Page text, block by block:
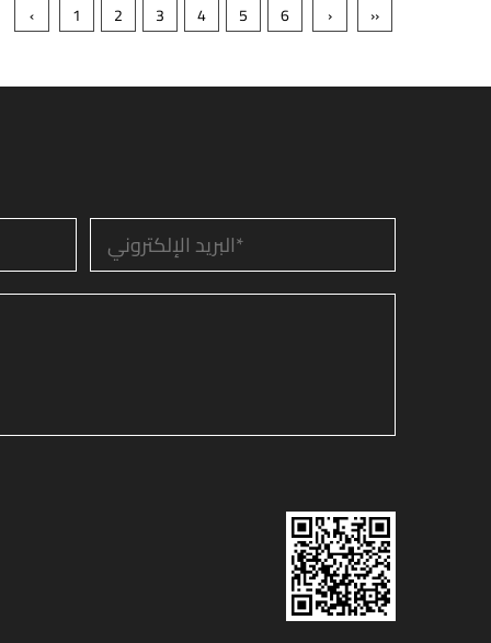
‹ 1 2 3 4 5 6 › ››